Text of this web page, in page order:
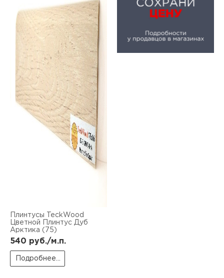
Плинтусы TeckWood
Цветной Плинтус Дуб
Арктика (75)
540 руб./м.п.
Подробнее...